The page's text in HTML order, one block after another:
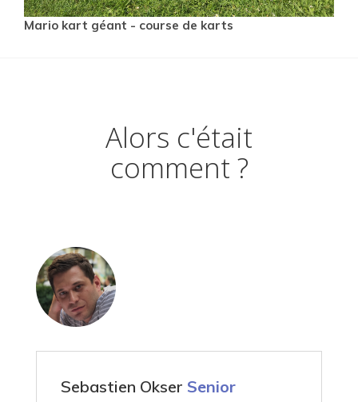
Mario kart géant - course de karts
Alors c'était
comment ?
Sebastien Okser Senior